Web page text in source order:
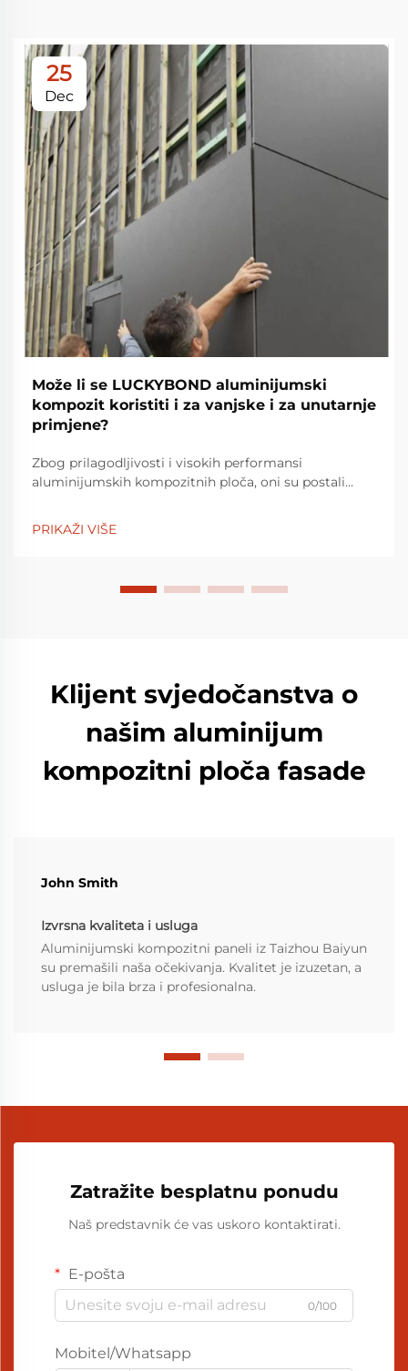
25
Dec
Može li se LUCKYBOND aluminijumski
kompozit koristiti i za vanjske i za unutarnje
primjene?
Zbog prilagodljivosti i visokih performansi
aluminijumskih kompozitnih ploča, oni su postali
arhitektonskih projekata. S godinama iskustva u
proizvodnji premium aluminijumskih kompozitnih
PRIKAŽI VIŠE
Klijent svjedočanstva o
našim aluminijum
kompozitni ploča fasade
John Smith
Izvrsna kvaliteta i usluga
Aluminijumski kompozitni paneli iz Taizhou Baiyun
su premašili naša očekivanja. Kvalitet je izuzetan, a
usluga je bila brza i profesionalna.
Zatražite besplatnu ponudu
Naš predstavnik će vas uskoro kontaktirati.
E-pošta
0/100
Mobitel/Whatsapp